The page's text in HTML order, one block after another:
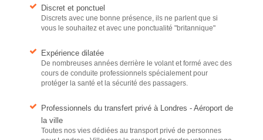
Discret et ponctuel
Discrets avec une bonne présence, ils ne parlent que si
vous le souhaitez et avec une ponctualité "britannique"
Expérience dilatée
De nombreuses années derrière le volant et formé avec des
cours de conduite professionnels spécialement pour
protéger la santé et la sécurité des passagers.
Professionnels du transfert privé à Londres - Aéroport de
la ville
Toutes nos vies dédiées au transport privé de personnes